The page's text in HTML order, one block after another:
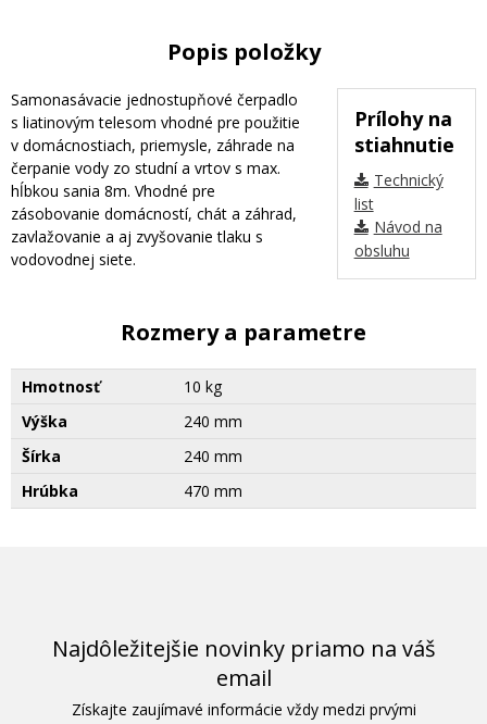
Popis položky
Prílohy na
stiahnutie
Technický
list
Návod na
obsluhu
Samonasávacie jednostupňové čerpadlo
s liatinovým telesom vhodné pre použitie
v domácnostiach, priemysle, záhrade na
čerpanie vody zo studní a vrtov s max.
hĺbkou sania 8m. Vhodné pre
zásobovanie domácností, chát a záhrad,
zavlažovanie a aj zvyšovanie tlaku s
vodovodnej siete.
Rozmery a parametre
Hmotnosť
10 kg
Výška
240 mm
Šírka
240 mm
Hrúbka
470 mm
Najdôležitejšie novinky priamo na váš
email
Získajte zaujímavé informácie vždy medzi prvými